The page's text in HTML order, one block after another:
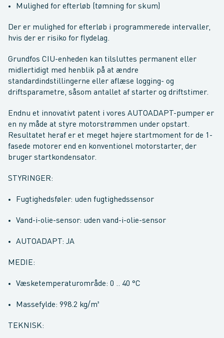
Mulighed for efterløb (tømning for skum)
Der er mulighed for efterløb i programmerede intervaller,
hvis der er risiko for flydelag.
Grundfos CIU-enheden kan tilsluttes permanent eller
midlertidigt med henblik på at ændre
standardindstillingerne eller aflæse logging- og
driftsparametre, såsom antallet af starter og driftstimer.
Endnu et innovativt patent i vores AUTOADAPT-pumper er
en ny måde at styre motorstrømmen under opstart.
Resultatet heraf er et meget højere startmoment for de 1-
fasede motorer end en konventionel motorstarter, der
bruger startkondensator.
STYRINGER:
Fugtighedsføler: uden fugtighedssensor
Vand-i-olie-sensor: uden vand-i-olie-sensor
AUTOADAPT: JA
MEDIE:
Væsketemperaturområde: 0 .. 40 °C
Massefylde: 998.2 kg/m³
TEKNISK: